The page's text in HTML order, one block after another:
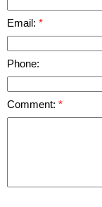
Email:
Phone:
Comment: